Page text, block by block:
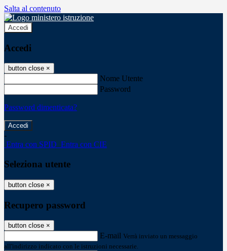
Salta al contenuto
Accedi
Accedi
button close ×
Nome Utente
Password
Password dimenticata?
-
Entra con SPID Entra con CIE
Seleziona utente
button close ×
Recupero password
button close ×
E-mail Verrà inviato un messaggio
all'indirizzo indicato con le istruzioni necessarie.